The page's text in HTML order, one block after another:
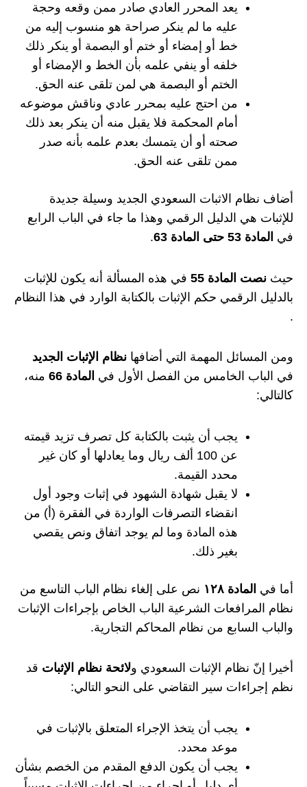
يعد المحرر العادي صادر ممن وقعه وحجة
عليه ما لم ينكر صراحة هو منسوب إليه من
خط أو إمضاء أو ختم أو البصمة أو ينكر ذلك
خلفه أو ينفي علمه بأن الخط و الإمضاء أو
الختم أو البصمة هي لمن تلقى عنه الحق.
من احتج عليه بمحرر عادي وناقش موضوعه
أمام المحكمة فلا يقبل منه أن ينكر بعد ذلك
صحته أو أن يتمسك بعدم علمه بأنه صدر
ممن تلقى عنه الحق.
أضاف نظام الاثبات السعودي الجديد وسيلة جديدة
للإثبات هي الدليل الرقمي وهذا ما جاء في الباب الرابع
في المادة 53 حتى المادة 63 .
حيث نصت المادة 55
في هذه المسألة أنه يكون للإثبات
بالدليل الرقمي حكم الإثبات بالكتابة الوارد في هذا النظام
.
ومن المسائل المهمة التي أضافها نظام الإثبات الجديد
في الباب الخامس من الفصل الأول في المادة 66
منه،
كالتالي:
يجب أن يثبت بالكتابة كل تصرف تزيد قيمته
عن 100 ألف ريال وما يعادلها أو كان غير
محدد القيمة.
لا يقبل شهادة الشهود في إثبات وجود أول
انقضاء التصرفات الواردة في الفقرة (أ) من
هذه المادة وما لم يوجد اتفاق ونص يقصي
بغير ذلك.
أما في المادة ١٢٨
نص على إلغاء نظام الباب التاسع من
نظام المرافعات الشرعية الباب الخاص بإجراءات الإثبات
والباب السابع من نظام المحاكم التجارية.
أخيرا إنّ نظام الإثبات السعودي ولائحة نظام الإثبات قد
نظم إجراءات سير التقاضي على النحو التالي:
يجب أن يتخذ الإجراء المتعلق بالإثبات في
موعد محدد.
يجب أن يكون الدفع المقدم من الخصم بشأن